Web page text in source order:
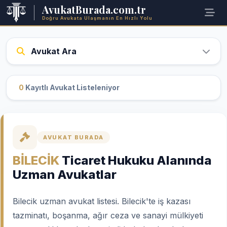
AvukatBurada.com.tr
Doğru Avukata Ulaşmanın En Hızlı Yolu
Avukat Ara
0 Kayıtlı Avukat Listeleniyor
AVUKAT BURADA
BİLECİK Ticaret Hukuku Alanında
Uzman Avukatlar
Bilecik uzman avukat listesi. Bilecik'te iş kazası
tazminatı, boşanma, ağır ceza ve sanayi mülkiyeti